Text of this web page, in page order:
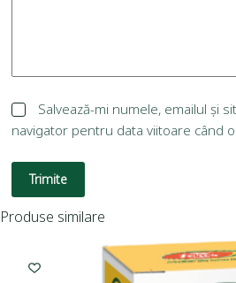
Salvează-mi numele, emailul și
navigator pentru data viitoare când
Trimite
Produse similare